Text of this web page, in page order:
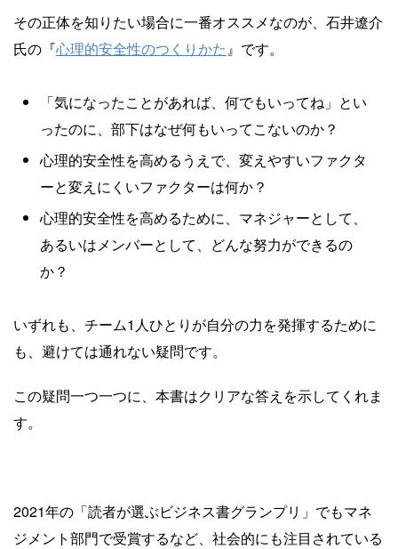
その正体を知りたい場合に一番オススメなのが、石井遼介
氏の『心理的安全性のつくりかた』です。
「気になったことがあれば、何でもいってね」とい
ったのに、部下はなぜ何もいってこないのか？
心理的安全性を高めるうえで、変えやすいファクタ
ーと変えにくいファクターは何か？
心理的安全性を高めるために、マネジャーとして、
あるいはメンバーとして、どんな努力ができるの
か？
いずれも、チーム1人ひとりが自分の力を発揮するために
も、避けては通れない疑問です。
この疑問一つ一つに、本書はクリアな答えを示してくれま
す。
2021年の「読者が選ぶビジネス書グランプリ」でもマネ
ジメント部門で受賞するなど、社会的にも注目されている